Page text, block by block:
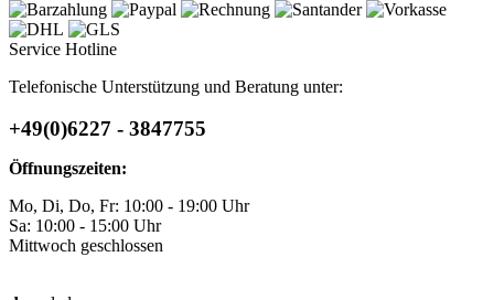
Service Hotline
Telefonische Unterstützung und Beratung unter:
+49(0)6227 - 3847755
Öffnungszeiten:
Mo, Di, Do, Fr: 10:00 - 19:00 Uhr
Sa: 10:00 - 15:00 Uhr
Mittwoch geschlossen